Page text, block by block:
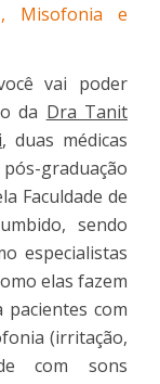
Misofonia e
vai poder
da Dra Tanit
, duas médicas
graduação
Faculdade de
sendo
especialistas
elas fazem
pacientes com
(irritação,
com sons